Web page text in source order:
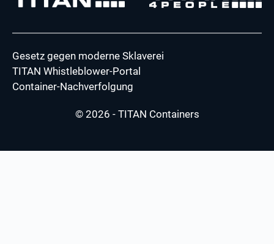
Gesetz gegen moderne Sklaverei
TITAN Whistleblower-Portal
Container-Nachverfolgung
© 2026 - TITAN Containers